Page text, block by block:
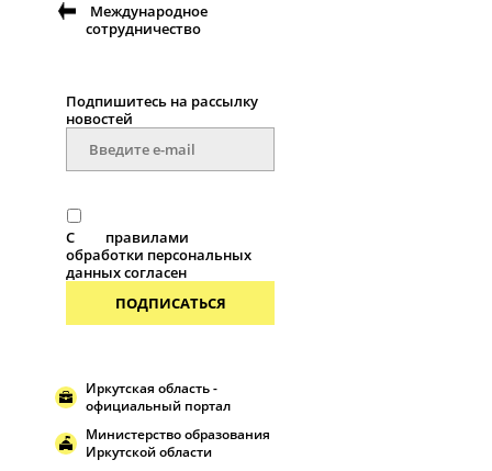
Международное
сотрудничество
Подпишитесь на рассылку
новостей
С
правилами
обработки персональных
данных согласен
ПОДПИСАТЬСЯ
Иркутская область -
официальный портал
Министерство образования
Иркутской области